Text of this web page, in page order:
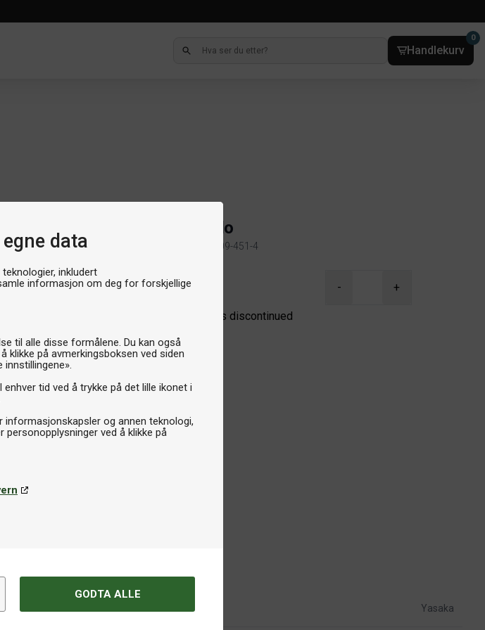
data
inkludert
informasjon om deg for forskjellige
til alle disse formålene. Du kan også
klikke på avmerkingsboksen ved siden
tid ved å trykke på det lille ikonet i
informasjonskapsler og annen teknologi,
personopplysninger ved å klikke på
GODTA ALLE
Handlekurv
0
Yasaka Solo
Artikkelnr. 7401-009-451-4
Product information
- +
The product is discontinued
Varemerke Yasaka